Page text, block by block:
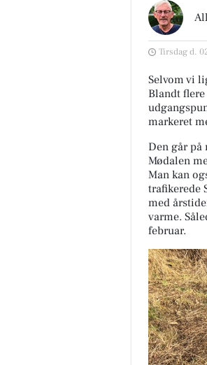
Tirsdag d.
Selvom vi
Blandt
markeret
Den går
Mødalen
Man kan
trafikerede
med
varme.
februar.